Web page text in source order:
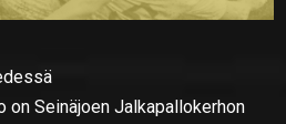
on Seinäjoen Jalkapallokerhon